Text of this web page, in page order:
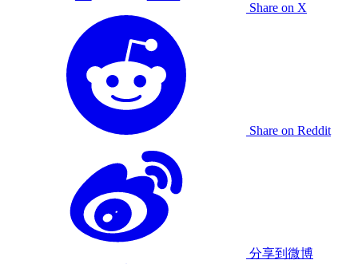
Share on X
Share on Reddit
分享到微博